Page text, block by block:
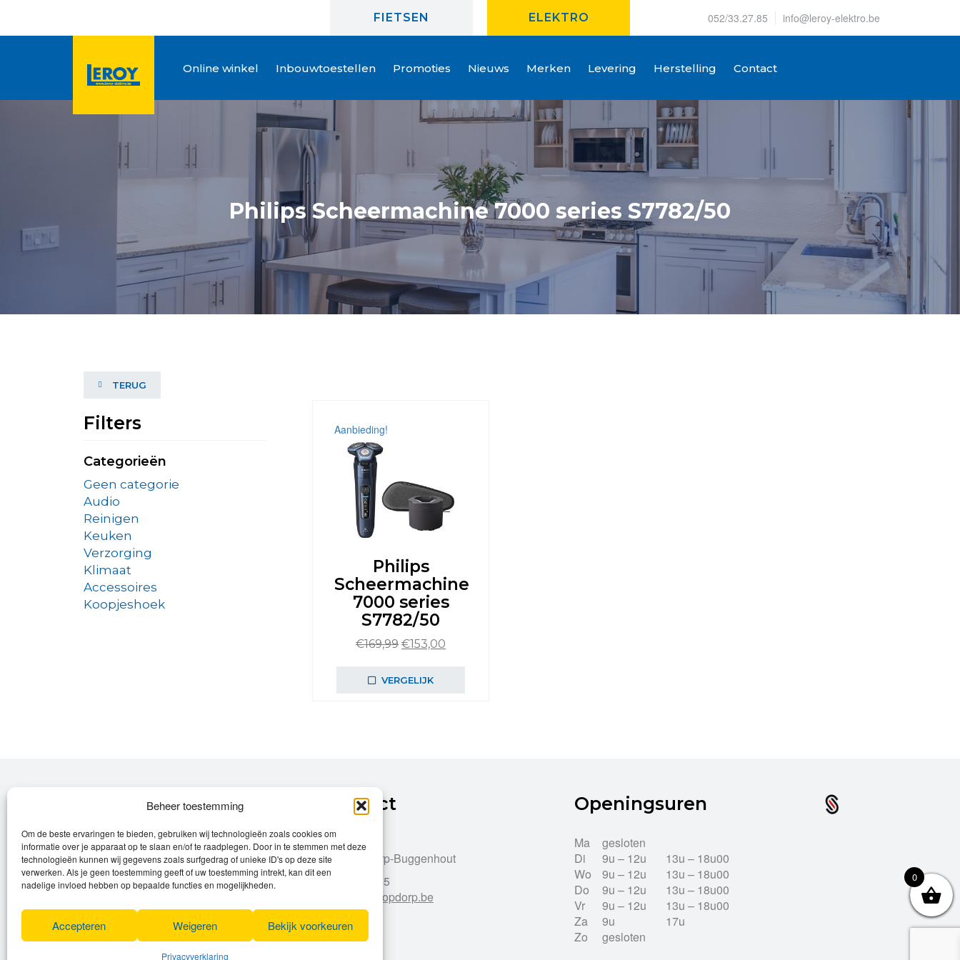
Beheer toestemming
Om de beste ervaringen te bieden, gebruiken wij technologieën zoals cookies om
informatie over je apparaat op te slaan en/of te raadplegen. Door in te stemmen met deze
technologieën kunnen wij gegevens zoals surfgedrag of unieke ID's op deze site
verwerken. Als je geen toestemming geeft of uw toestemming intrekt, kan dit een
nadelige invloed hebben op bepaalde functies en mogelijkheden.
Accepteren Weigeren Bekijk voorkeuren
Privacyverklaring
FIETSEN ELEKTRO 052/33.27.85 info@leroy-elektro.be
Online winkel Inbouwtoestellen Promoties Nieuws Merken Levering Herstelling Contact
Philips Scheermachine 7000 series S7782/50
TERUG
Filters
Categorieën
Geen categorie
Audio
Reinigen
Keuken
Verzorging
Klimaat
Accessoires
Koopjeshoek
Aanbieding!
Philips
Scheermachine
7000 series
S7782/50
€169,99 Oorspronkelijke
was:
€153,00
VERGELIJK
Over Leroy
Leroy verzorgt de verkoop, het onderhoud
en eventuele herstellingen van
(elektrische) fietsen en elektro toestellen.
Algemene voorwaarden
Cookies
Contact
Dries 43
9255 Opdorp-Buggenhout
052/33.27.85
info@leroy-opdorp.be
Openingsuren
Ma
gesloten
Di
9u – 12u
13u – 18u00
Wo
9u – 12u
13u – 18u00
Do
9u – 12u
13u – 18u00
Vr
9u – 12u
13u – 18u00
Za
9u
17u
Zo
gesloten
0